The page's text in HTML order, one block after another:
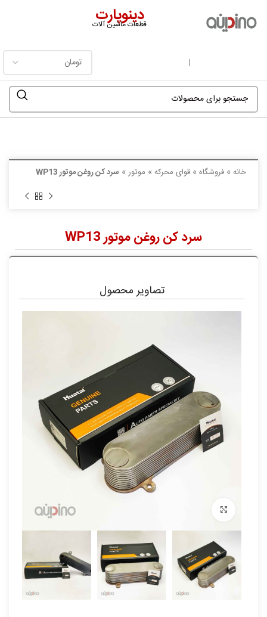
دینوپارت
قطعات ماشین آلات
|
خانه» فروشگاه» قوای محرکه» موتور» سرد کن روغن موتور WP13
سرد کن روغن موتور WP13
تصاویر محصول